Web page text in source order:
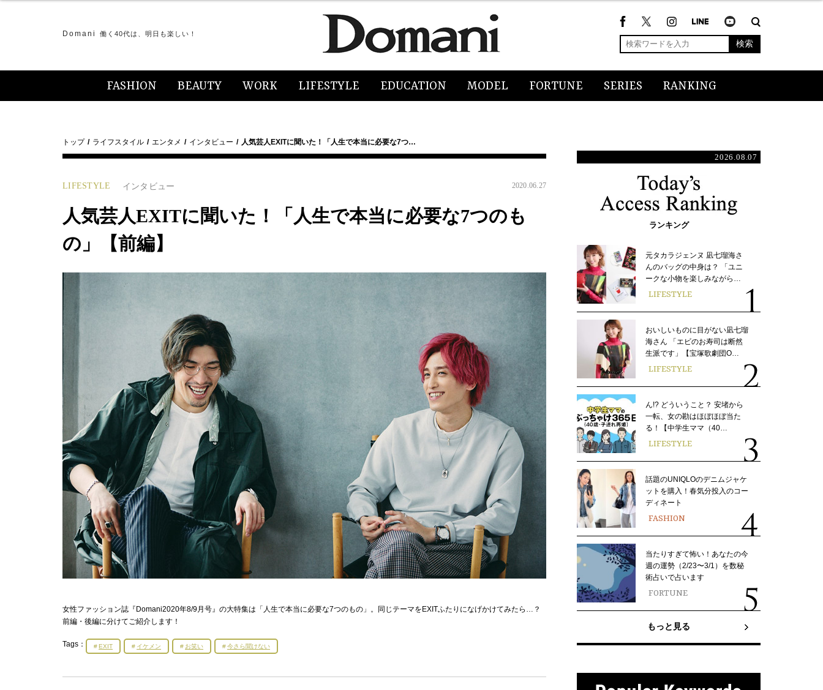
Domani 働く40代は、明日も楽しい！
検索
FASHION BEAUTY WORK LIFESTYLE EDUCATION MODEL FORTUNE SERIES RANKING
トップ ライフスタイル エンタメ インタビュー 人気芸人EXITに聞いた！「人生で本当に必要な7つ…
LIFESTYLE インタビュー 2020.06.27
人気芸人EXITに聞いた！「人生で本当に必要な7つのも
の」【前編】
女性ファッション誌『Domani2020年8/9月号』の大特集は「人生で本当に必要な7つのもの」。同じテーマをEXITふたりになげかけてみたら…？
前編・後編に分けてご紹介します！
Tags： EXIT イケメン お笑い 今さら聞けない
2026.08.07
ランキング
元タカラジェンヌ 凪七瑠海さ
んのバッグの中身は？ 「ユニ
ークな小物を楽しみながら…
LIFESTYLE
おいしいものに目がない凪七瑠
海さん 「エビのお寿司は断然
生派です」【宝塚歌劇団O…
LIFESTYLE
ん!? どういうこと？ 安堵から
一転、女の勘はほぼほぼ当た
る！【中学生ママ（40…
LIFESTYLE
話題のUNIQLOのデニムジャケ
ットを購入！春気分投入のコー
ディネート
FASHION
当たりすぎて怖い！あなたの今
週の運勢（2/23〜3/1）を数秘
術占いで占います
FORTUNE
もっと見る